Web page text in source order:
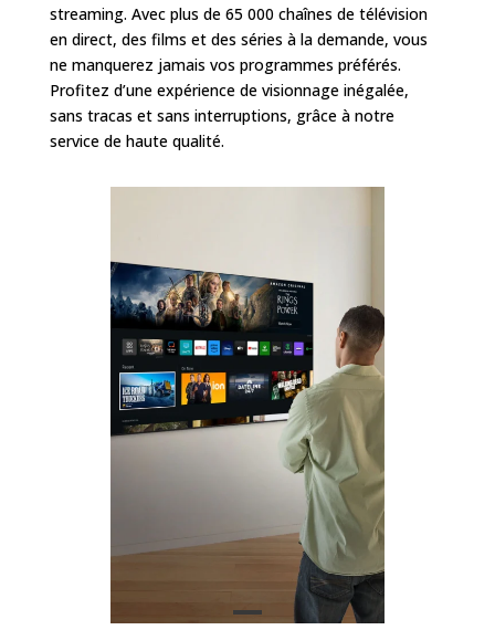
streaming. Avec plus de 65 000 chaînes de télévision
en direct, des films et des séries à la demande, vous
ne manquerez jamais vos programmes préférés.
Profitez d’une expérience de visionnage inégalée,
sans tracas et sans interruptions, grâce à notre
service de haute qualité.